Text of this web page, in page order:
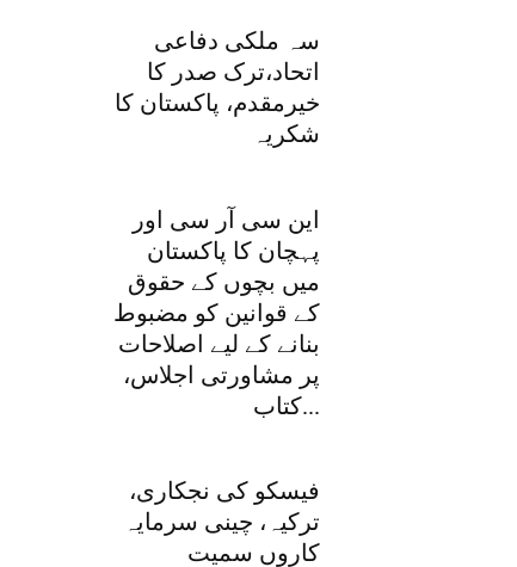
سہ ملکی دفاعی
اتحاد،ترک صدر کا
خیرمقدم، پاکستان کا
شکریہ
این سی آر سی اور
پہچان کا پاکستان
میں بچوں کے حقوق
کے قوانین کو مضبوط
بنانے کے لیے اصلاحات
پر مشاورتی اجلاس،
کتاب...
فیسکو کی نجکاری،
ترکیہ، چینی سرمایہ
کاروں سمیت